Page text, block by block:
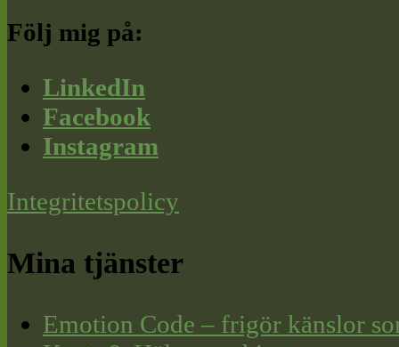
Följ mig på:
LinkedIn
Facebook
Instagram
Integritetspolicy
Mina tjänster
Emotion Code – frigör känslor